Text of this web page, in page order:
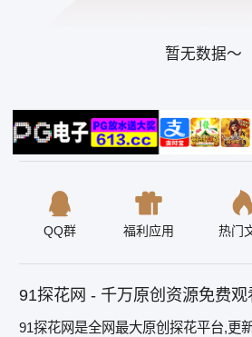
暂无数据～
QQ群 福利应用 热门
91探花网 - 千万原创资源免费观
91探花网是全网最大原创探花平台,更